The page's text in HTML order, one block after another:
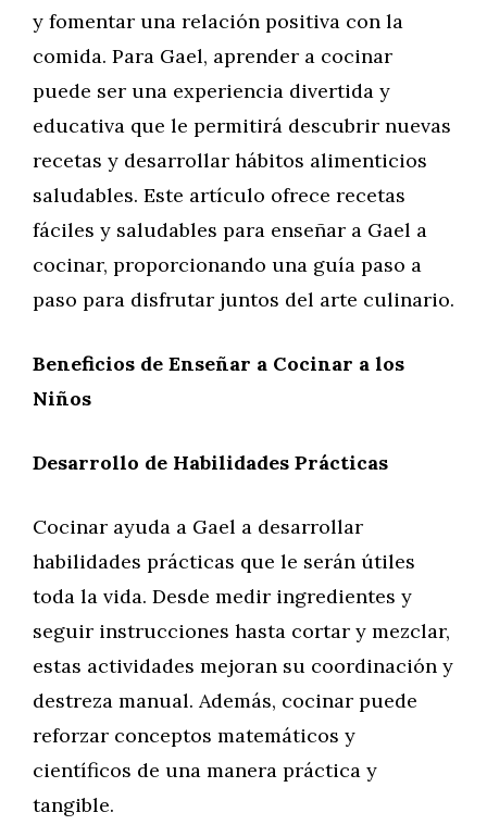
y fomentar una relación positiva con la
comida. Para Gael, aprender a cocinar
puede ser una experiencia divertida y
educativa que le permitirá descubrir nuevas
recetas y desarrollar hábitos alimenticios
saludables. Este artículo ofrece recetas
fáciles y saludables para enseñar a Gael a
cocinar, proporcionando una guía paso a
paso para disfrutar juntos del arte culinario.
Beneficios de Enseñar a Cocinar a los
Niños
Desarrollo de Habilidades Prácticas
Cocinar ayuda a Gael a desarrollar
habilidades prácticas que le serán útiles
toda la vida. Desde medir ingredientes y
seguir instrucciones hasta cortar y mezclar,
estas actividades mejoran su coordinación y
destreza manual. Además, cocinar puede
reforzar conceptos matemáticos y
científicos de una manera práctica y
tangible.